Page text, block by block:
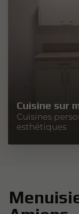
Cuisine sur
Cuisines
esthétiques